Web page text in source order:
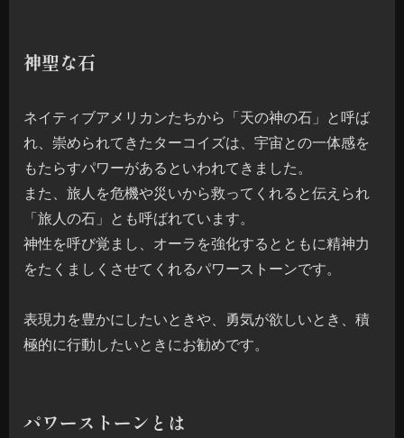
神聖な石
ネイティブアメリカンたちから「天の神の石」と呼ば
れ、崇められてきたターコイズは、宇宙との一体感を
もたらすパワーがあるといわれてきました。
また、旅人を危機や災いから救ってくれると伝えられ
「旅人の石」とも呼ばれています。
神性を呼び覚まし、オーラを強化するとともに精神力
をたくましくさせてくれるパワーストーンです。
表現力を豊かにしたいときや、勇気が欲しいとき、積
極的に行動したいときにお勧めです。
パワーストーンとは